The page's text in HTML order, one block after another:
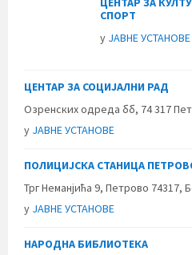
СПОРТ
у ЈАВНЕ УСТАНОВЕ
ЦЕНТАР ЗА СОЦИЈАЛНИ РАД
Озренских одреда бб, 74 317
у ЈАВНЕ УСТАНОВЕ
ПОЛИЦИЈСКА СТАНИЦА
Трг Неманјића 9, Петрово 74317,
у ЈАВНЕ УСТАНОВЕ
НАРОДНА БИБЛИОТЕКА